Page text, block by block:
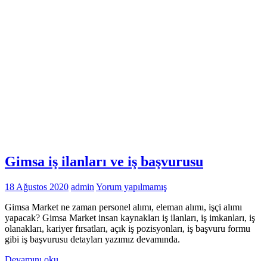
Gimsa iş ilanları ve iş başvurusu
18 Ağustos 2020 admin Yorum yapılmamış
Gimsa Market ne zaman personel alımı, eleman alımı, işçi alımı
yapacak? Gimsa Market insan kaynakları iş ilanları, iş imkanları, iş
olanakları, kariyer fırsatları, açık iş pozisyonları, iş başvuru formu
gibi iş başvurusu detayları yazımız devamında.